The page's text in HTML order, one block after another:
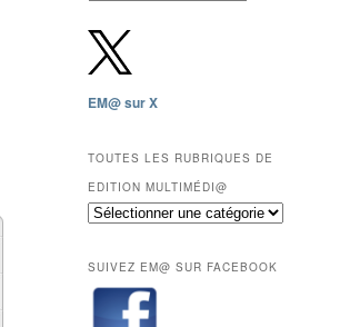
depuis
2009,
sauf
les
mois
réservés
aux
abonnés.
EM@ sur X
TOUTES LES RUBRIQUES DE
EDITION MULTIMÉDI@
Toutes
de
Edition
Multimédi@
SUIVEZ EM@ SUR FACEBOOK